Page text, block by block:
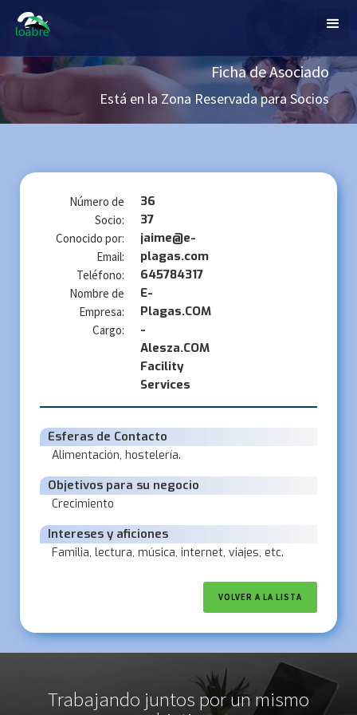
Ficha de Asociado
Está en la Zona Reservada para Socios
Número de
Socio:
Conocido por:
Email:
Teléfono:
Nombre de
Empresa:
Cargo:
36
37
jaime@e-
plagas.com
645784317
E-
Plagas.COM
-
Alesza.COM
Facility
Services
Esferas de Contacto
Alimentación, hostelería.
Objetivos para su negocio
Crecimiento
Intereses y aficiones
Familia, lectura, música, internet, viajes, etc.
VOLVER A LA LISTA
Trabajando juntos por un mismo